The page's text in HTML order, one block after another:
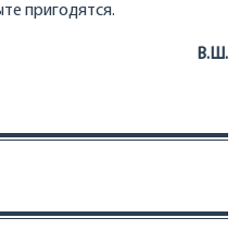
пригодятся.
В.Ш.